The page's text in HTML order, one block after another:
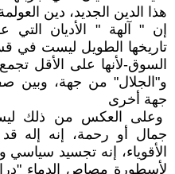
هذا الدين الجديد، دين
إن " آلهة " الأديان التي
تاريخها الطويل ليست في
السوق-لأنها على الأقل
و"الجلال" من جهة، وبين
جهة أخرى
وعلى العكس من ذلك
جمال أو رحمة، إنه إله
الأقوياء، إنه تجسيد
لأسطورة مصاص الدماء